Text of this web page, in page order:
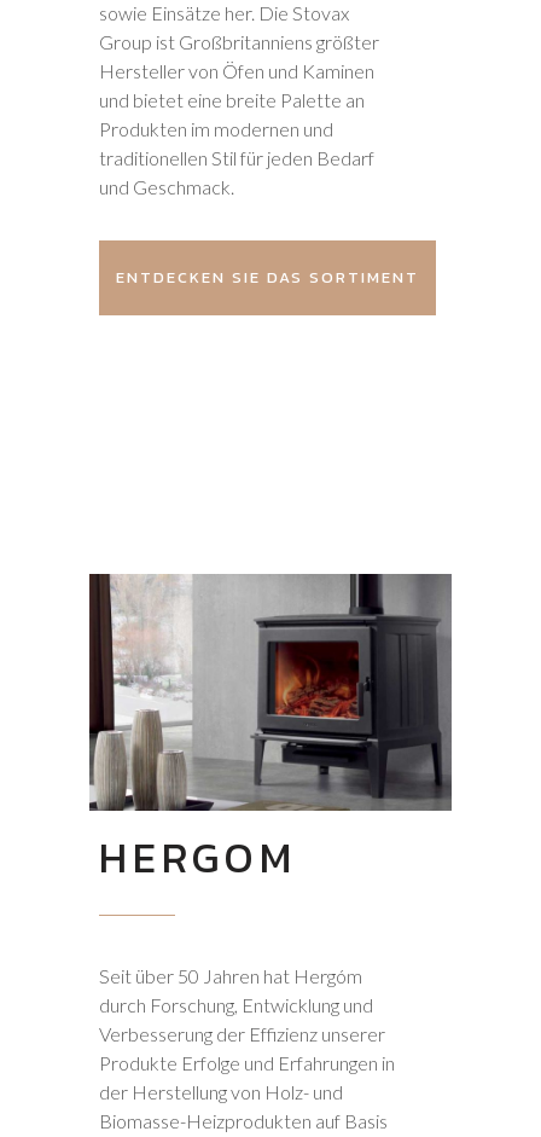
sowie Einsätze her. Die Stovax
Group ist Großbritanniens größter
Hersteller von Öfen und Kaminen
und bietet eine breite Palette an
Produkten im modernen und
traditionellen Stil für jeden Bedarf
und Geschmack.
ENTDECKEN SIE DAS SORTIMENT
HERGOM
Seit über 50 Jahren hat Hergóm
durch Forschung, Entwicklung und
Verbesserung der Effizienz unserer
Produkte Erfolge und Erfahrungen in
der Herstellung von Holz- und
Biomasse-Heizprodukten auf Basis